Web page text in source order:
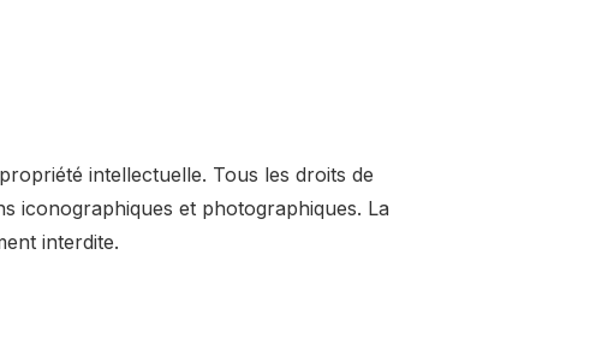
intellectuelle. Tous les droits de
iconographiques et photographiques. La
interdite.